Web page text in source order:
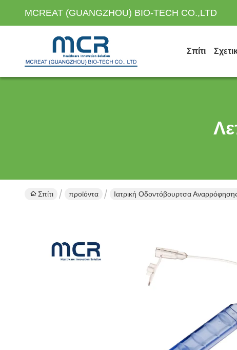
MCREAT (GUANGZHOU) BIO-TECH CO.,LTD
Σπίτι
Σπίτι προϊόντα Ιατρική Οδοντόβουρτσα